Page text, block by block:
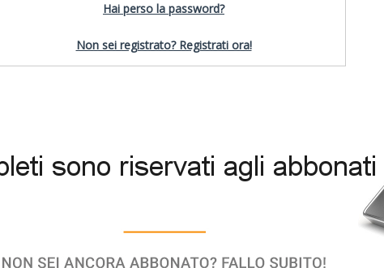
Hai perso la password?
Non sei registrato? Registrati ora!